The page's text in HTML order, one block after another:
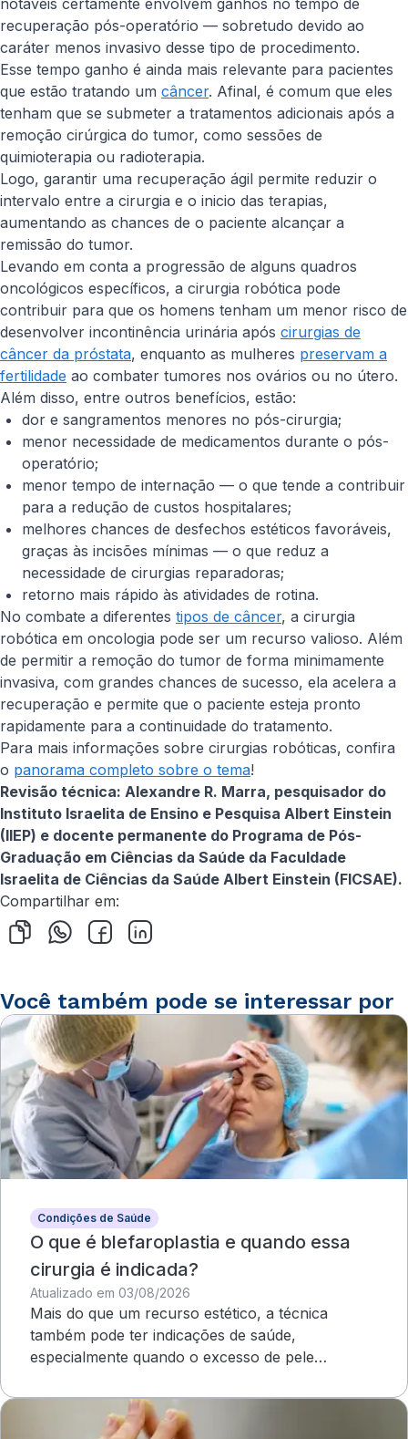
notáveis certamente envolvem ganhos no tempo de
recuperação pós-operatório — sobretudo devido ao
caráter menos invasivo desse tipo de procedimento.
Esse tempo ganho é ainda mais relevante para pacientes
que estão tratando um câncer. Afinal, é comum que eles
tenham que se submeter a tratamentos adicionais após a
remoção cirúrgica do tumor, como sessões de
quimioterapia ou radioterapia.
Logo, garantir uma recuperação ágil permite reduzir o
intervalo entre a cirurgia e o inicio das terapias,
aumentando as chances de o paciente alcançar a
remissão do tumor.
Levando em conta a progressão de alguns quadros
oncológicos específicos, a cirurgia robótica pode
contribuir para que os homens tenham um menor risco de
desenvolver incontinência urinária após cirurgias de
câncer da próstata, enquanto as mulheres preservam a
fertilidade ao combater tumores nos ovários ou no útero.
Além disso, entre outros benefícios, estão:
dor e sangramentos menores no pós-cirurgia;
menor necessidade de medicamentos durante o pós-
operatório;
menor tempo de internação — o que tende a contribuir
para a redução de custos hospitalares;
melhores chances de desfechos estéticos favoráveis,
graças às incisões mínimas — o que reduz a
necessidade de cirurgias reparadoras;
retorno mais rápido às atividades de rotina.
No combate a diferentes tipos de câncer, a cirurgia
robótica em oncologia pode ser um recurso valioso. Além
de permitir a remoção do tumor de forma minimamente
invasiva, com grandes chances de sucesso, ela acelera a
recuperação e permite que o paciente esteja pronto
rapidamente para a continuidade do tratamento.
Para mais informações sobre cirurgias robóticas, confira
o panorama completo sobre o tema!
Revisão técnica: Alexandre R. Marra, pesquisador do
Instituto Israelita de Ensino e Pesquisa Albert Einstein
(IIEP) e docente permanente do Programa de Pós-
Graduação em Ciências da Saúde da Faculdade
Israelita de Ciências da Saúde Albert Einstein (FICSAE).
Compartilhar em:
Você também pode se interessar por
Condições de Saúde
O que é blefaroplastia e quando essa
cirurgia é indicada?
Atualizado em 03/08/2026
Mais do que um recurso estético, a técnica
também pode ter indicações de saúde,
especialmente quando o excesso de pele